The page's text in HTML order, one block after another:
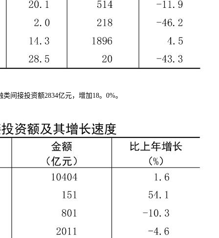
间接投资额2834亿元，增加18。0%。